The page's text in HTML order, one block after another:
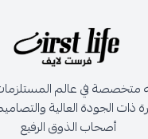
متخصصة في عالم المستلزمات
ذات الجودة العالية
أصحاب الذوق الرفيع